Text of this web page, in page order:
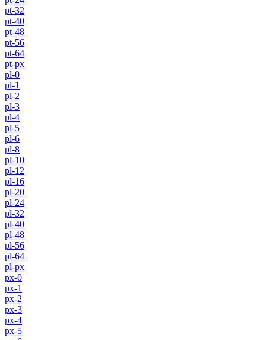
pt-32
pt-40
pt-48
pt-56
pt-64
pt-px
pl-0
pl-1
pl-2
pl-3
pl-4
pl-5
pl-6
pl-8
pl-10
pl-12
pl-16
pl-20
pl-24
pl-32
pl-40
pl-48
pl-56
pl-64
pl-px
px-0
px-1
px-2
px-3
px-4
px-5